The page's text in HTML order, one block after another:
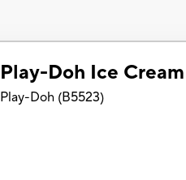
Play-Doh Ice
Play-Doh (B5523)